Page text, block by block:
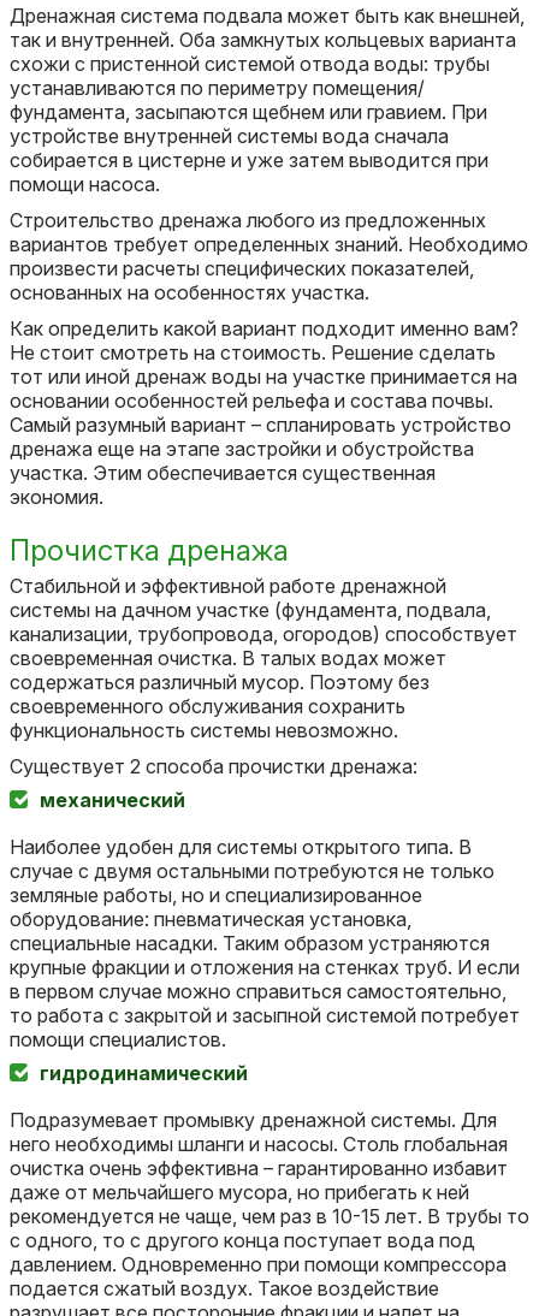
Дренажная система подвала может быть как внешней,
так и внутренней. Оба замкнутых кольцевых варианта
схожи с пристенной системой отвода воды: трубы
устанавливаются по периметру помещения/
фундамента, засыпаются щебнем или гравием. При
устройстве внутренней системы вода сначала
собирается в цистерне и уже затем выводится при
помощи насоса.
Строительство дренажа любого из предложенных
вариантов требует определенных знаний. Необходимо
произвести расчеты специфических показателей,
основанных на особенностях участка.
Как определить какой вариант подходит именно вам?
Не стоит смотреть на стоимость. Решение сделать
тот или иной дренаж воды на участке принимается на
основании особенностей рельефа и состава почвы.
Самый разумный вариант – спланировать устройство
дренажа еще на этапе застройки и обустройства
участка. Этим обеспечивается существенная
экономия.
Прочистка дренажа
Стабильной и эффективной работе дренажной
системы на дачном участке (фундамента, подвала,
канализации, трубопровода, огородов) способствует
своевременная очистка. В талых водах может
содержаться различный мусор. Поэтому без
своевременного обслуживания сохранить
функциональность системы невозможно.
Существует 2 способа прочистки дренажа:
механический
Наиболее удобен для системы открытого типа. В
случае с двумя остальными потребуются не только
земляные работы, но и специализированное
оборудование: пневматическая установка,
специальные насадки. Таким образом устраняются
крупные фракции и отложения на стенках труб. И если
в первом случае можно справиться самостоятельно,
то работа с закрытой и засыпной системой потребует
помощи специалистов.
гидродинамический
Подразумевает промывку дренажной системы. Для
него необходимы шланги и насосы. Столь глобальная
очистка очень эффективна – гарантированно избавит
даже от мельчайшего мусора, но прибегать к ней
рекомендуется не чаще, чем раз в 10-15 лет. В трубы то
с одного, то с другого конца поступает вода под
давлением. Одновременно при помощи компрессора
подается сжатый воздух. Такое воздействие